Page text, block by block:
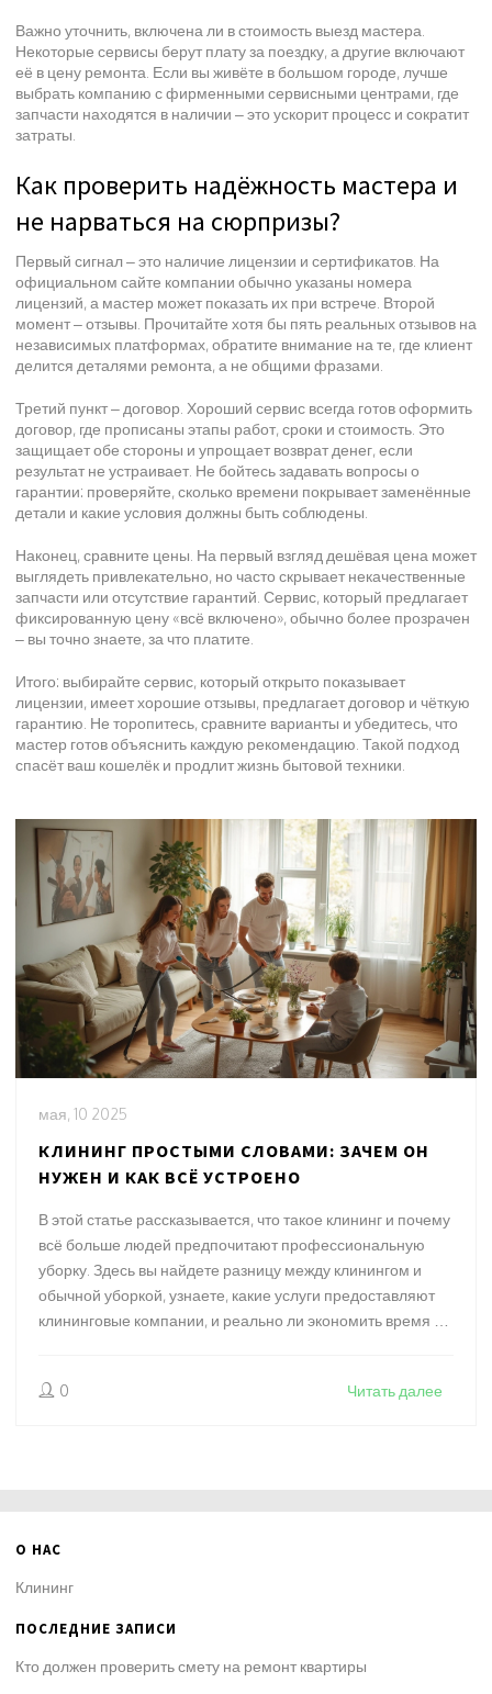
Важно уточнить, включена ли в стоимость выезд мастера.
Некоторые сервисы берут плату за поездку, а другие включают
её в цену ремонта. Если вы живёте в большом городе, лучше
выбрать компанию с фирменными сервисными центрами, где
запчасти находятся в наличии – это ускорит процесс и сократит
затраты.
Как проверить надёжность мастера и
не нарваться на сюрпризы?
Первый сигнал – это наличие лицензии и сертификатов. На
официальном сайте компании обычно указаны номера
лицензий, а мастер может показать их при встрече. Второй
момент – отзывы. Прочитайте хотя бы пять реальных отзывов на
независимых платформах, обратите внимание на те, где клиент
делится деталями ремонта, а не общими фразами.
Третий пункт – договор. Хороший сервис всегда готов оформить
договор, где прописаны этапы работ, сроки и стоимость. Это
защищает обе стороны и упрощает возврат денег, если
результат не устраивает. Не бойтесь задавать вопросы о
гарантии: проверяйте, сколько времени покрывает заменённые
детали и какие условия должны быть соблюдены.
Наконец, сравните цены. На первый взгляд дешёвая цена может
выглядеть привлекательно, но часто скрывает некачественные
запчасти или отсутствие гарантий. Сервис, который предлагает
фиксированную цену «всё включено», обычно более прозрачен
– вы точно знаете, за что платите.
Итого: выбирайте сервис, который открыто показывает
лицензии, имеет хорошие отзывы, предлагает договор и чёткую
гарантию. Не торопитесь, сравните варианты и убедитесь, что
мастер готов объяснить каждую рекомендацию. Такой подход
спасёт ваш кошелёк и продлит жизнь бытовой техники.
мая, 10 2025
КЛИНИНГ ПРОСТЫМИ СЛОВАМИ: ЗАЧЕМ ОН
НУЖЕН И КАК ВСЁ УСТРОЕНО
В этой статье рассказывается, что такое клининг и почему
всё больше людей предпочитают профессиональную
уборку. Здесь вы найдете разницу между клинингом и
обычной уборкой, узнаете, какие услуги предоставляют
клининговые компании, и реально ли экономить время и
кто задумывается о заказе клининга впервые. Всё
0 Читать далее
О НАС
Клининг
ПОСЛЕДНИЕ ЗАПИСИ
Кто должен проверить смету на ремонт квартиры